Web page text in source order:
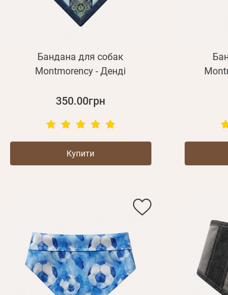
Бандана для собак
Montmorency - Денді
350.00грн
Купити